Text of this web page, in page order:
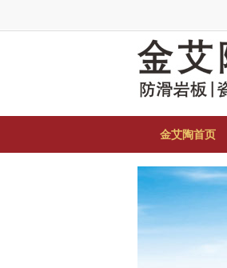
金艾陶首页